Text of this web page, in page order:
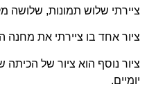
ציירתי שלוש תמונות, שלושה
ציור אחד בו ציירתי את מחנה
ציור נוסף הוא ציור של
יומיים.